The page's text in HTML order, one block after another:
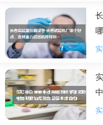
流量暴增的效果。
国内仪器仪表推广网
市面上很多仪器仪表
大多数都很难拿出大笔
告。
所以，大多数的仪
期主要靠第1种推广形式